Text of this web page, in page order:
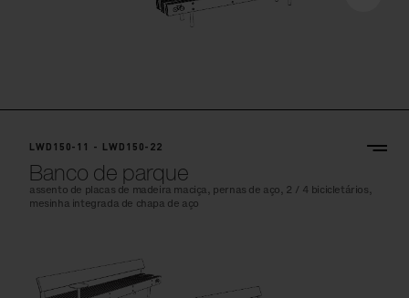
LWD150-11 - LWD150-22
Banco de parque
assento de placas de madeira maciça, pernas de aço, 2 / 4 bicicletários,
mesinha integrada de chapa de aço